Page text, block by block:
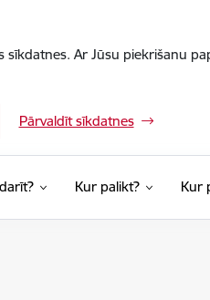
Ar Jūsu piekrišanu
Pārvaldīt sīkdatnes
Kur palikt? Kur